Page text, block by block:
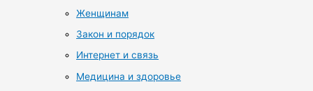
Женщинам
Закон и порядок
Интернет и связь
Медицина и здоровье